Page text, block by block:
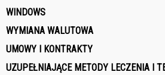
WINDOWS
WYMIANA WALUTOWA
UMOWY I KONTRAKTY
UZUPEŁNIAJĄCE METODY LECZENIA I